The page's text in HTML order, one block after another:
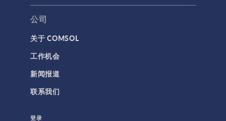
公司
关于 COMSOL
工作机会
新闻报道
联系我们
登录